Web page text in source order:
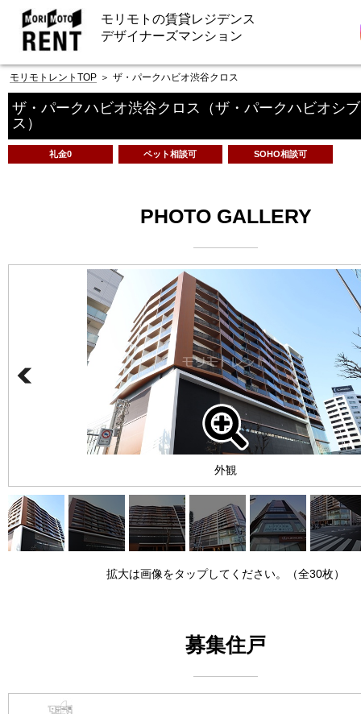
モリモトの賃貸レジデンス
デザイナーズマンション
モリモトレントTOP ＞ ザ・パークハビオ渋谷クロス
ザ・パークハビオ渋谷クロス
（ザ・パークハビオシ
ス）
礼金0 ペット相談可 SOHO相談可
PHOTO GALLERY
外観
拡大は画像をタップしてください。（全30枚）
募集住戸